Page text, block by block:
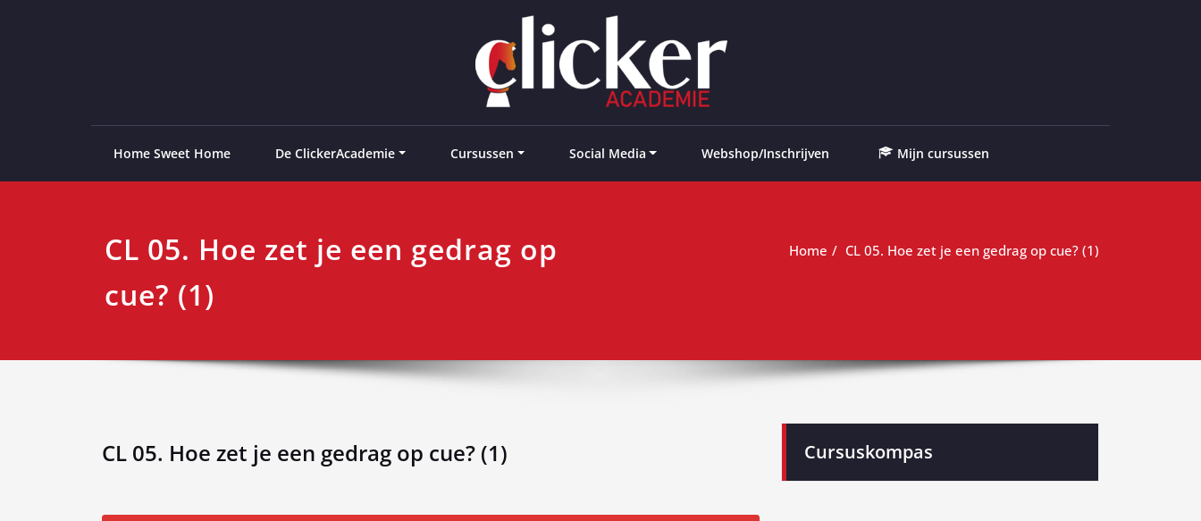
Home Sweet Home De ClickerAcademie Cursussen Social Media Webshop/Inschrijven Mijn cursussen
CL 05. Hoe zet je een gedrag op
cue? (1)
Home CL 05. Hoe zet je een gedrag op cue? (1)
CL 05. Hoe zet je een gedrag op cue? (1) Cursuskompas